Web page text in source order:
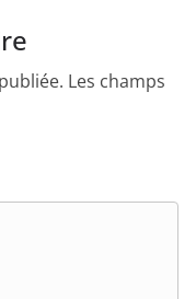
Les champs